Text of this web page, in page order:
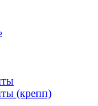
(крепп)